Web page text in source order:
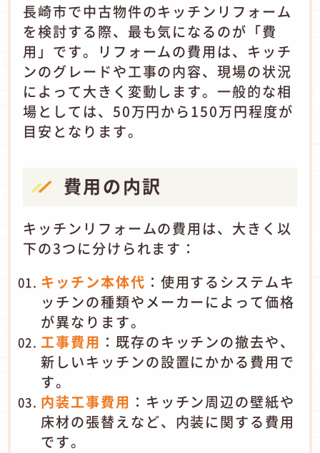
長崎市で中古物件のキッチンリフォーム
を検討する際、最も気になるのが「費
用」です。
リフォームの費用は、キッチ
ンのグレードや工事の内容、現場の状況
によって大きく変動します。 一般的な相
場としては、50万円から150万円程度が
目安となります。
費用の内訳
キッチンリフォームの費用は、大きく以
下の3つに分けられます：
キッチン本体代 ： 使用するシステムキ
ッチンの種類やメーカーによって価格
が異なります。
工事費用 ： 既存のキッチンの撤去や、
新しいキッチンの設置にかかる費用で
す。
内装工事費用 ： キッチン周辺の壁紙や
床材の張替えなど、内装に関する費用
です。